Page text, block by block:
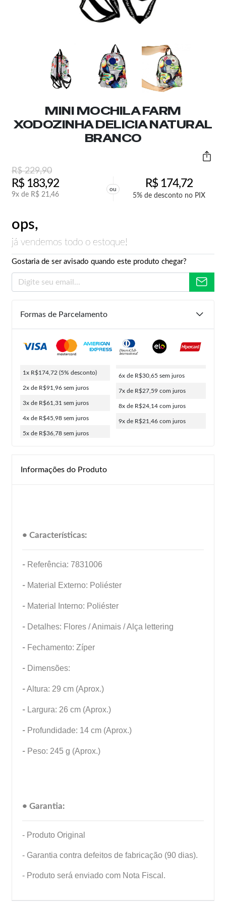
MINI MOCHILA FARM
XODOZINHA DELICIA NATURAL
BRANCO
R$229,90
R$183,92
9x de R$ 21,46
ou R$174,72
5% de desconto no PIX
ops,
já vendemos todo o estoque!
Gostaria de ser avisado quando este produto chegar?
Formas de Parcelamento
1x R$174,72 (5% desconto)
2x de R$91,96 sem juros
3x de R$61,31 sem juros
4x de R$45,98 sem juros
5x de R$36,78 sem juros
6x de R$30,65 sem juros
7x de R$27,59 com juros
8x de R$24,14 com juros
9x de R$21,46 com juros
Informações do Produto
• Características:
- Referência: 7831006
- Material Externo: Poliéster
- Material Interno: Poliéster
- Detalhes: Flores / Animais / Alça lettering
- Fechamento: Zíper
- Dimensões:
-Altura: 29 cm (Aprox.)
- Largura: 26 cm (Aprox.)
- Profundidade: 14 cm (Aprox.)
- Peso: 245 g (Aprox.)
• Garantia:
- Produto Original
- Garantia contra defeitos de fabricação (90 dias).
- Produto será enviado com Nota Fiscal.